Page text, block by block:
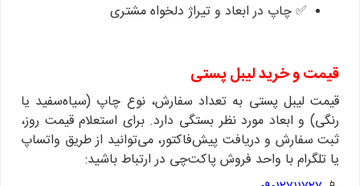
✅ چاپ در ابعاد و تیراژ دلخواه مشتری
قیمت و خرید لیبل پستی
قیمت لیبل پستی به تعداد سفارش، نوع چاپ (سیاه‌سفید یا
رنگی) و ابعاد مورد نظر بستگی دارد.برای استعلام قیمت روز،
ثبت سفارش و دریافت پیش‌فاکتور، می‌توانید از طریق واتساپ
یا تلگرام با واحد فروش پاکت‌چی در ارتباط باشید: